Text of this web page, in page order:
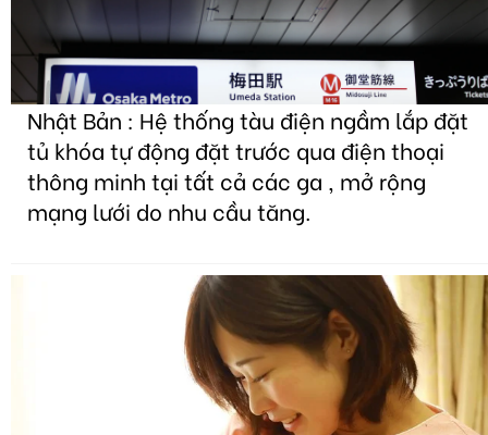
Nhật Bản : Hệ thống tàu điện ngầm lắp đặt
tủ khóa tự động đặt trước qua điện thoại
thông minh tại tất cả các ga , mở rộng
mạng lưới do nhu cầu tăng.